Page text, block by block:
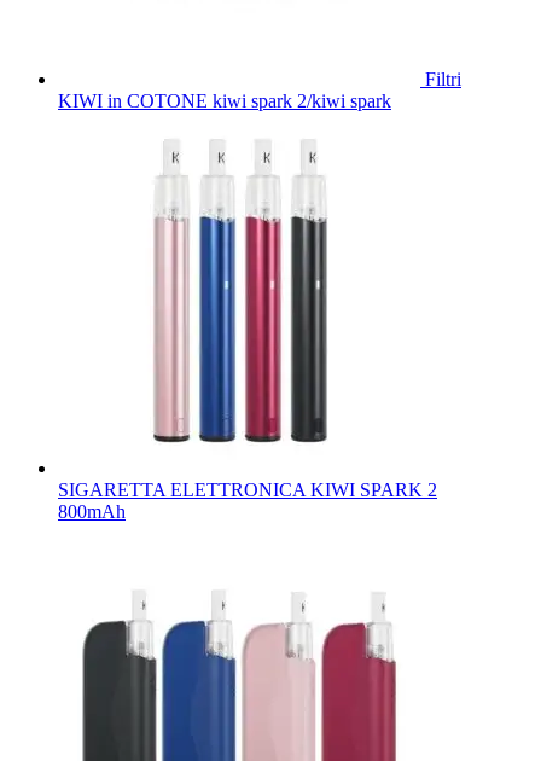
Filtri
KIWI in COTONE kiwi spark 2/kiwi spark
SIGARETTA ELETTRONICA KIWI SPARK 2
800mAh